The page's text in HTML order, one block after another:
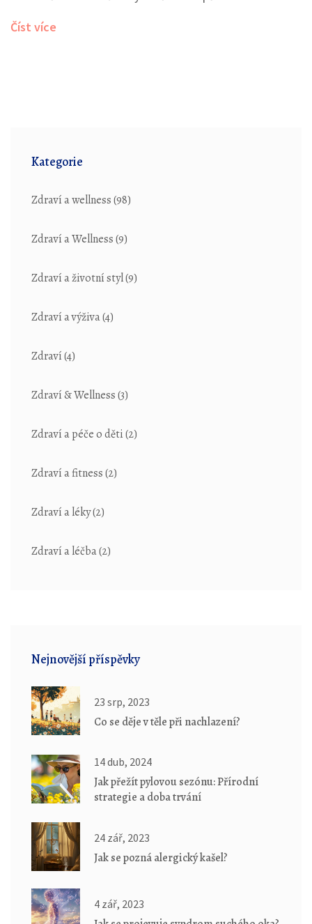
se do toho, jak poznat signály našeho těla a jak nastavit
Číst více
Kategorie
Zdraví a wellness(98)
Zdraví a Wellness(9)
Zdraví a životní styl(9)
Zdraví a výživa(4)
Zdraví(4)
Zdraví & Wellness(3)
Zdraví a péče o děti(2)
Zdraví a fitness(2)
Zdraví a léky(2)
Zdraví a léčba(2)
Nejnovější příspěvky
23 srp, 2023
Co se děje v těle při nachlazení?
14 dub, 2024
Jak přežít pylovou sezónu: Přírodní
strategie a doba trvání
24 zář, 2023
Jak se pozná alergický kašel?
4 zář, 2023